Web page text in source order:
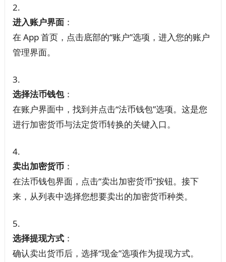
进入账户界面：
在 App 首页，点击底部的“账户”选项，进入您的账户
管理界面。
选择法币钱包：
在账户界面中，找到并点击“法币钱包”选项。这是您
进行加密货币与法定货币转换的关键入口。
卖出加密货币：
在法币钱包界面，点击“卖出加密货币”按钮。接下
来，从列表中选择您想要卖出的加密货币种类。
选择提现方式：
确认卖出货币后，选择“现金”选项作为提现方式。